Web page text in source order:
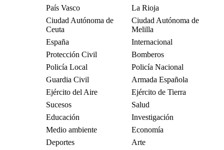
País Vasco
La Rioja
Ciudad Autónoma de
Ceuta
Ciudad Autónoma de
Melilla
España
Internacional
Protección Civil
Bomberos
Policía Local
Policía Nacional
Guardia Civil
Armada Española
Ejército del Aire
Ejército de Tierra
Sucesos
Salud
Educación
Investigación
Medio ambiente
Economía
Deportes
Arte